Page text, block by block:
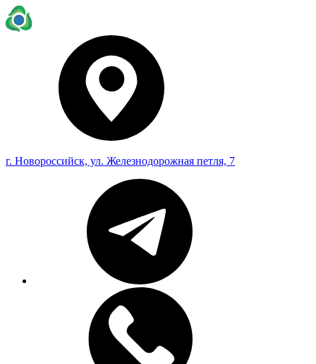
г. Новороссийск, ул. Железнодорожная петля, 7